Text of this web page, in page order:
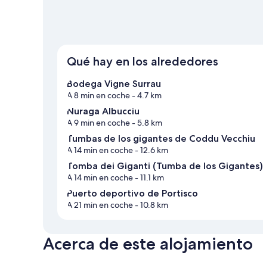
Qué hay en los alrededores
Bodega Vigne Surrau
A 8 min en coche- 4.7 km
Nuraga Albucciu
A 9 min en coche- 5.8 km
Tumbas de los gigantes de Coddu Vecchiu
A 14 min en coche- 12.6 km
Tomba dei Giganti (Tumba de los Gigantes)
A 14 min en coche- 11.1 km
Puerto deportivo de Portisco
A 21 min en coche- 10.8 km
Acerca de este alojamiento